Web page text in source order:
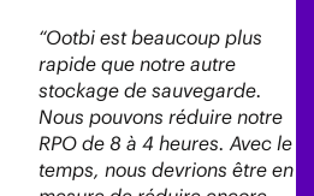
“Ootbi est beaucoup plus
rapide que notre autre
stockage de sauvegarde.
Nous pouvons réduire notre
RPO de 8 à 4 heures. Avec le
temps, nous devrions être en